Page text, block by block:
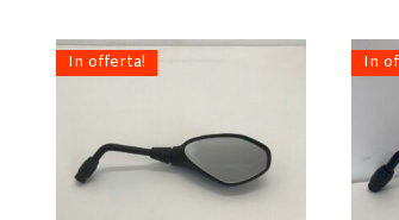
In offerta! In